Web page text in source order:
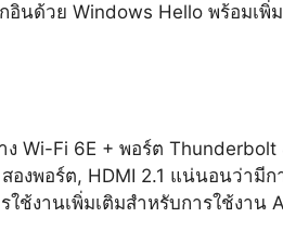
นด้วย Windows Hello พร้อมเ
Wi-Fi 6E + พอร์ต
องพอร์ต, HDMI 2.1 แน่นอนว่ามี
ช้งานเพิ่มเติมสำหรับการใช้งาน